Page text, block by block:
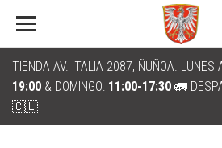
TIENDA AV. ITALIA 2087, ÑUÑOA. LUNES
19:00 & DOMINGO: 11:00-17:30 🚛
🇨🇱